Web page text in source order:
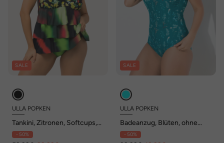
SALE
ULLA POPKEN
Tankini, Zitronen, Softcups,
Zipfelsaum, recycelt
- 50%
SALE
ULLA POPKEN
Badeanzug, Blüten, ohne
Softcups, Rundhals
- 50%